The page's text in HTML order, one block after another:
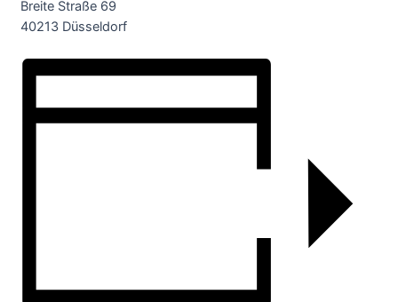
Breite Straße 69
40213 Düsseldorf